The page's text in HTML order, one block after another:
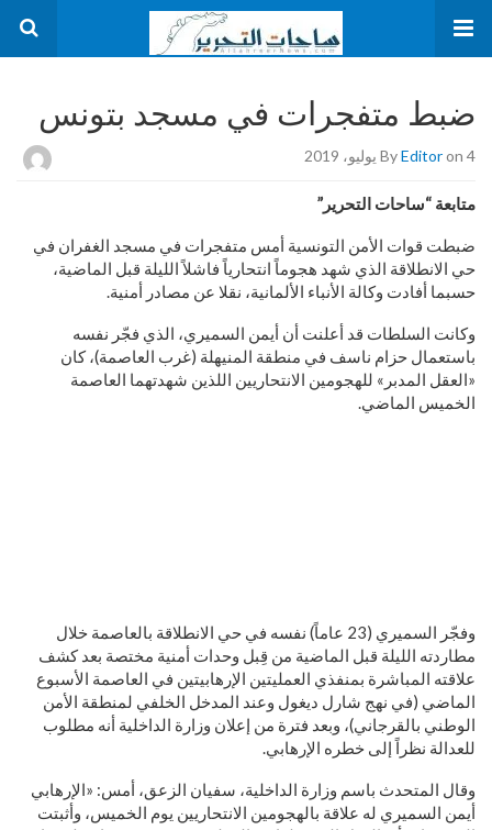
ضبط متفجرات في مسجد بتونس
ByEditoron 4 يوليو، 2019
متابعة “ساحات التحرير”
ضبطت قوات الأمن التونسية أمس متفجرات في مسجد الغفران في
حي الانطلاقة الذي شهد هجوماً انتحارياً فاشلاً الليلة قبل الماضية،
حسبما أفادت وكالة الأنباء الألمانية، نقلا عن مصادر أمنية.
وكانت السلطات قد أعلنت أن أيمن السميري، الذي فجّر نفسه
باستعمال حزام ناسف في منطقة المنيهلة (غرب العاصمة)، كان
«العقل المدبر» للهجومين الانتحاريين اللذين شهدتهما العاصمة
الخميس الماضي.
وفجّر السميري (23 عاماً) نفسه في حي الانطلاقة بالعاصمة خلال
مطاردته الليلة قبل الماضية من قِبل وحدات أمنية مختصة بعد كشف
علاقته المباشرة بمنفذي العمليتين الإرهابيتين في العاصمة الأسبوع
الماضي (في نهج شارل ديغول وعند المدخل الخلفي لمنطقة الأمن
الوطني بالقرجاني)، وبعد فترة من إعلان وزارة الداخلية أنه مطلوب
للعدالة نظراً إلى خطره الإرهابي.
وقال المتحدث باسم وزارة الداخلية، سفيان الزعق، أمس: «الإرهابي
أيمن السميري له علاقة بالهجومين الانتحاريين يوم الخميس، وأثبتت